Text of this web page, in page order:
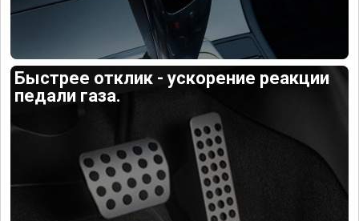
Быстрее отклик - ускорение реакции
педали газа.